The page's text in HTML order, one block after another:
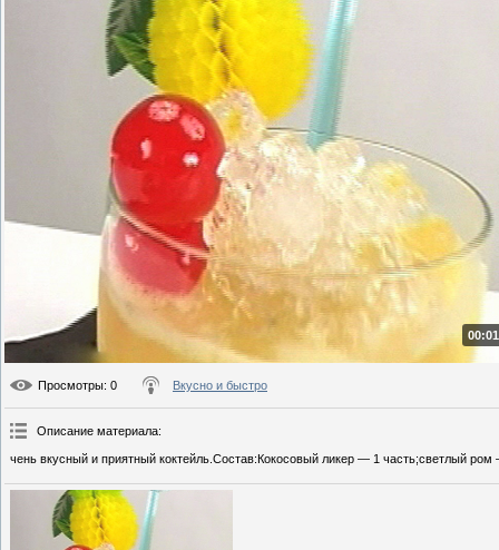
Просмотры: 0 Вкусно и быстро
Описание материала:
чень вкусный и приятный коктейль.Состав:Кокосовый ликер — 1 часть;светлый